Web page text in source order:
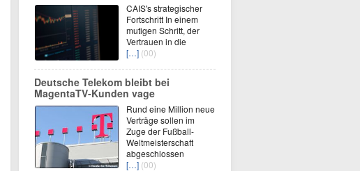
CAIS's strategischer
Fortschritt In einem
mutigen Schritt, der
Vertrauen in die
[…] (00)
Deutsche Telekom bleibt bei
MagentaTV-Kunden vage
Rund eine Million neue
Verträge sollen im
Zuge der Fußball-
Weltmeisterschaft
abgeschlossen
[…] (00)